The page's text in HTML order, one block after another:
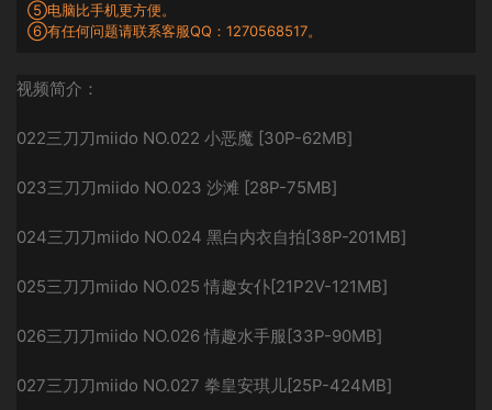
⑤电脑比手机更方便。
⑥有任何问题请联系客服QQ：1270568517。
视频简介：
022三刀刀miido NO.022 小恶魔 [30P-62MB]
023三刀刀miido NO.023 沙滩 [28P-75MB]
024三刀刀miido NO.024 黑白内衣自拍[38P-201MB]
025三刀刀miido NO.025 情趣女仆[21P2V-121MB]
026三刀刀miido NO.026 情趣水手服[33P-90MB]
027三刀刀miido NO.027 拳皇安琪儿[25P-424MB]